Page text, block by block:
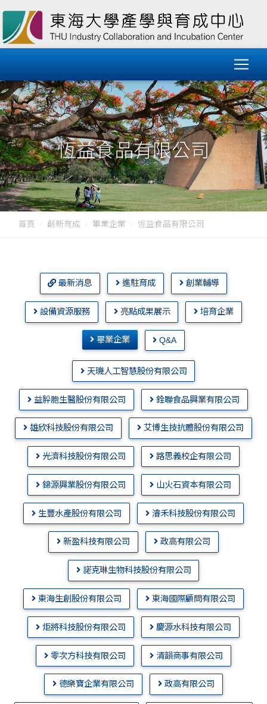
恆益食品有限公司
首頁 創新育成 畢業企業 恆益食品有限公司
最新消息 進駐育成 創業輔導
設備資源服務 亮點成果展示 培育企業
畢業企業 Q&A
天璣人工智慧股份有限公司
益肸胞生醫股份有限公司 銓聯食品興業有限公司
雄欣科技股份有限公司 艾博生技抗體股份有限公司
光濟科技股份有限公司 路思義校企有限公司
錦源興業股份有限公司 山火石資本有限公司
生豐水產股份有限公司 濬禾科技股份有限公司
新盈科技有限公司 政高有限公司
諾克琳生物科技股份有限公司
東海生創股份有限公司 東海國際顧問有限公司
炬將科技股份有限公司 慶源水科技有限公司
零次方科技有限公司 清韻商事有限公司
德樂寶企業有限公司 政高有限公司